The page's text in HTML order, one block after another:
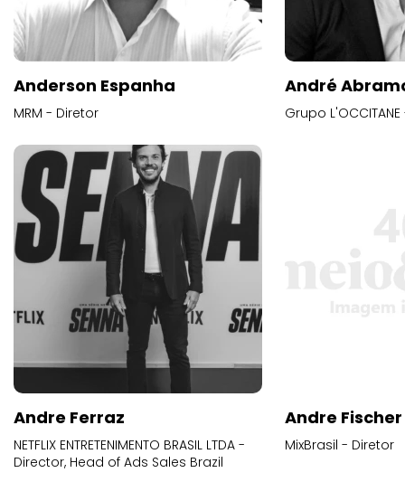
Anderson Espanha
MRM - Diretor
André
Grupo
Andre Ferraz
NETFLIX ENTRETENIMENTO BRASIL LTDA -
Director, Head of Ads Sales Brazil
Andre Fischer
MixBrasil - Diretor